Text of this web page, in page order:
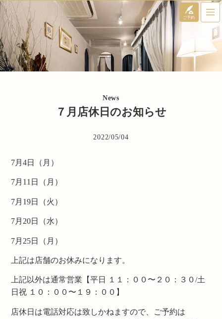
News
７月店休日のお知らせ
2022/05/04
7月4日（月）
7月11日（月）
7月19日（火）
7月20日（水）
7月25日（月）
上記は店舗のお休みになります。
上記以外は通常営業【平日 １１：００〜２０：３０/土
日祝 １０：００〜１９：００】
店休日は電話対応は致しかねますので、ご予約は
ご予約
Menu